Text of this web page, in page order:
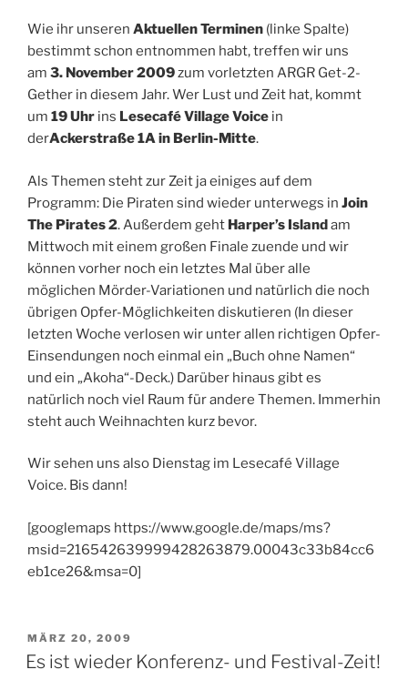
Wie ihr unseren Aktuellen Terminen (linke Spalte)
bestimmt schon entnommen habt, treffen wir uns
am 3. November 2009zum vorletzten ARGR Get-2-
Gether in diesem Jahr. Wer Lust und Zeit hat, kommt
um 19 Uhr ins Lesecafé Village Voice in
derAckerstraße 1A in Berlin-Mitte.
Als Themen steht zur Zeit ja einiges auf dem
Programm: Die Piraten sind wieder unterwegs in Join
The Pirates 2. Außerdem geht Harper’s Islandam
Mittwoch mit einem großen Finale zuende und wir
können vorher noch ein letztes Mal über alle
möglichen Mörder-Variationen und natürlich die noch
übrigen Opfer-Möglichkeiten diskutieren (In dieser
letzten Woche verlosen wir unter allen richtigen Opfer-
Einsendungen noch einmal ein „Buch ohne Namen“
und ein „Akoha“-Deck.) Darüber hinaus gibt es
natürlich noch viel Raum für andere Themen. Immerhin
steht auch Weihnachten kurz bevor.
Wir sehen uns also Dienstag im Lesecafé Village
Voice. Bis dann!
[googlemaps https://www.google.de/maps/ms?
msid=216542639999428263879.00043c33b84cc6
eb1ce26&msa=0]
VERÖFFENTLICHT
AM
MÄRZ 20, 2009
Es ist wieder Konferenz- und Festival-Zeit!